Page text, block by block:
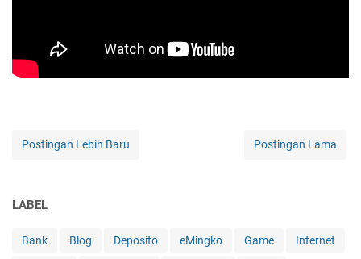
Postingan Lebih Baru Postingan Lama
LABEL
Bank Blog Deposito eMingko Game Internet